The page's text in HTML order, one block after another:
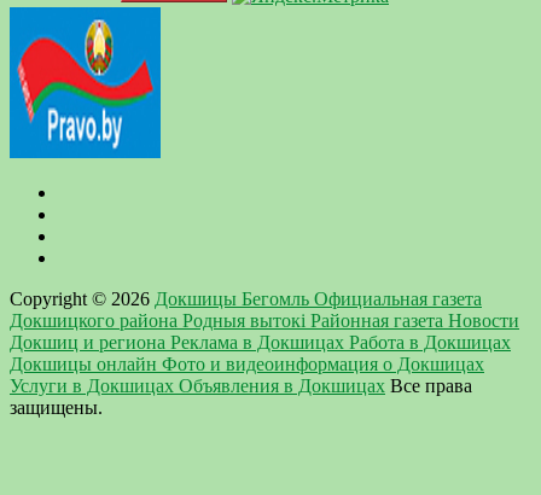
Copyright © 2026 Докшицы Бегомль Официальная газета
Докшицкого района Родныя вытокi Районная газета Новости
Докшиц и региона Реклама в Докшицах Работа в Докшицах
Докшицы онлайн Фото и видеоинформация о Докшицах
Услуги в Докшицах Объявления в Докшицах Все права
защищены.